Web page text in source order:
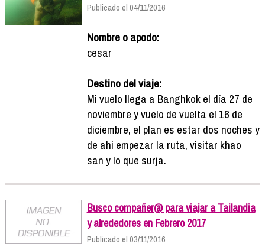
Publicado el 04/11/2016
Nombre o apodo:
cesar
Destino del viaje:
Mi vuelo llega a Banghkok el día 27 de
noviembre y vuelo de vuelta el 16 de
diciembre, el plan es estar dos noches y
de ahi empezar la ruta, visitar khao
san y lo que surja.
Busco compañer@ para viajar a Tailandia
y alrededores en Febrero 2017
Publicado el 03/11/2016